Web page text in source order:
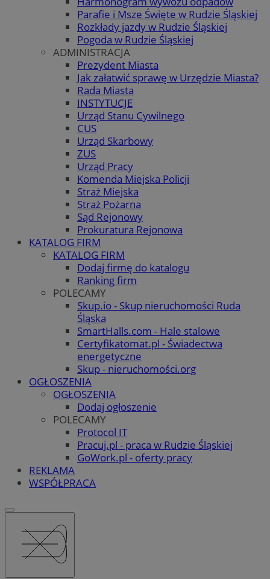
Parafie i Msze Święte w Rudzie Śląskiej
Rozkłady jazdy w Rudzie Śląskiej
Pogoda w Rudzie Śląskiej
ADMINISTRACJA
Prezydent Miasta
Jak załatwić sprawę w Urzędzie Miasta?
Rada Miasta
INSTYTUCJE
Urząd Stanu Cywilnego
CUS
Urząd Skarbowy
ZUS
Urząd Pracy
Komenda Miejska Policji
Straż Miejska
Straż Pożarna
Sąd Rejonowy
Prokuratura Rejonowa
KATALOG FIRM
KATALOG FIRM
Dodaj firmę do katalogu
Ranking firm
POLECAMY
Skup.io - Skup nieruchomości Ruda
Śląska
SmartHalls.com - Hale stalowe
Certyfikatomat.pl - Świadectwa
energetyczne
Skup - nieruchomości.org
OGŁOSZENIA
OGŁOSZENIA
Dodaj ogłoszenie
POLECAMY
Protocol IT
Pracuj.pl - praca w Rudzie Śląskiej
GoWork.pl - oferty pracy
REKLAMA
WSPÓŁPRACA